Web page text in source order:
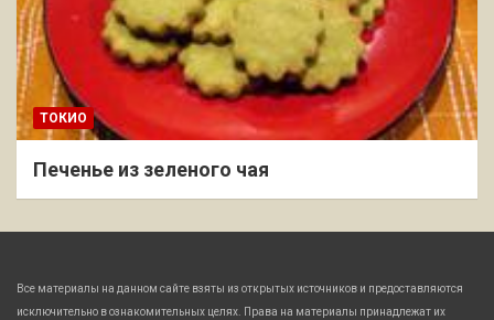
ТОКИО
Печенье из зеленого чая
Все материалы на данном сайте взяты из открытых источников и предоставляются
исключительно в ознакомительных целях. Права на материалы принадлежат их